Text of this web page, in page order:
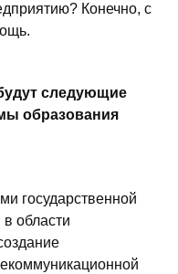
Конечно, с
следующие
образования
государственной
в области